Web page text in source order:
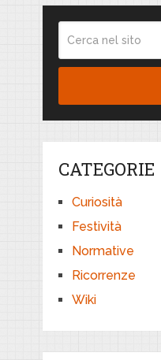
CATEGORIE
Curiosità
Festività
Normative
Ricorrenze
Wiki